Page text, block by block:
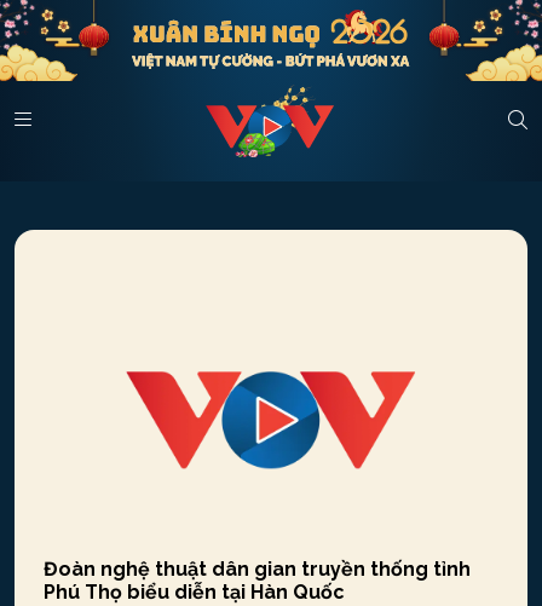
Đoàn nghệ thuật dân gian truyền thống tỉnh
Phú Thọ biểu diễn tại Hàn Quốc